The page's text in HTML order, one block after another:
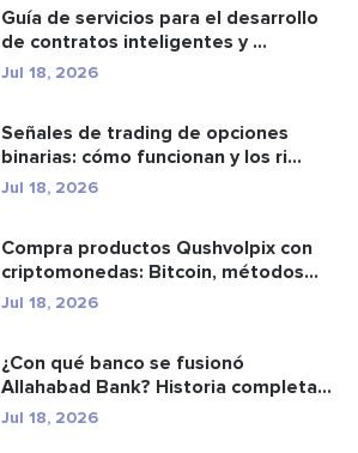
Guía de servicios para el desarrollo
de contratos inteligentes y ...
Jul 18, 2026
Señales de trading de opciones
binarias: cómo funcionan y los ri...
Jul 18, 2026
Compra productos Qushvolpix con
criptomonedas: Bitcoin, métodos
d...
Jul 18, 2026
¿Con qué banco se fusionó
Allahabad Bank? Historia completa
de ...
Jul 18, 2026